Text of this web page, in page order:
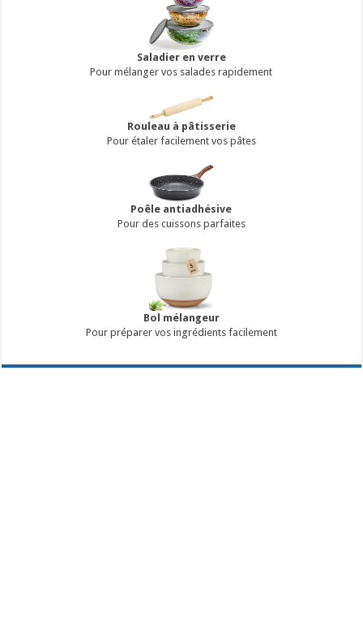
Saladier en verre
Pour mélanger vos salades rapidement
Rouleau à pâtisserie
Pour étaler facilement vos pâtes
Poêle antiadhésive
Pour des cuissons parfaites
Bol mélangeur
Pour préparer vos ingrédients facilement